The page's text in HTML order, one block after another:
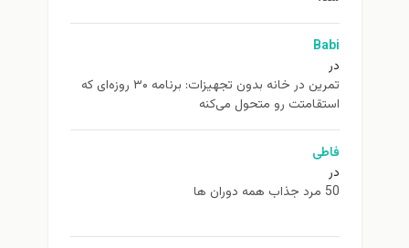
Babi
در
تمرین در خانه بدون تجهیزات: برنامه ۳۰ روزه‌ای که
استقامتت رو متحول می‌کنه
فاطی
در
50 مرد جذاب همه دوران ها